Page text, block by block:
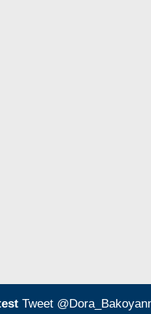
Tweet